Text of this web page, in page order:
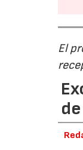
El